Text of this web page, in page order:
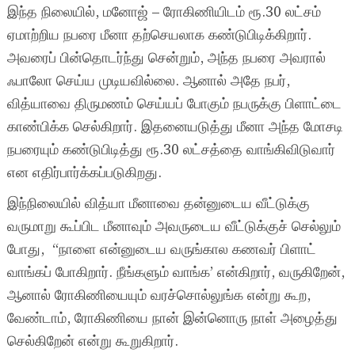
இந்த நிலையில், மனோஜ் – ரோகிணியிடம் ரூ.30 லட்சம்
ஏமாற்றிய நபரை மீனா தற்செயலாக கண்டுபிடிக்கிறார்.
அவரைப் பின்தொடர்ந்து சென்றும், அந்த நபரை அவரால்
ஃபாலோ செய்ய முடியவில்லை. ஆனால் அதே நபர்,
வித்யாவை திருமணம் செய்யப் போகும் நபருக்கு பிளாட்டை
காண்பிக்க செல்கிறார். இதனையடுத்து மீனா அந்த மோசடி
நபரையும் கண்டுபிடித்து ரூ.30 லட்சத்தை வாங்கிவிடுவார்
என எதிர்பார்க்கப்படுகிறது.
இந்நிலையில் வித்யா மீனாவை தன்னுடைய வீட்டுக்கு
வருமாறு கூப்பிட மீனாவும் அவருடைய வீட்டுக்குச் செல்லும்
போது, “நாளை என்னுடைய வருங்கால கணவர் பிளாட்
வாங்கப் போகிறார். நீங்களும் வாங்க’ என்கிறார், வருகிறேன்,
ஆனால் ரோகிணியையும் வரச்சொல்லுங்க என்று கூற,
வேண்டாம், ரோகிணியை நான் இன்னொரு நாள் அழைத்து
செல்கிறேன் என்று கூறுகிறார்.